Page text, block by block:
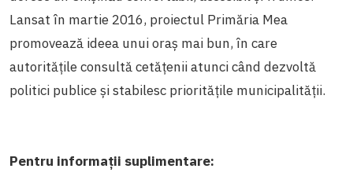
Lansat în martie 2016, proiectul Primăria Mea
promovează ideea unui oraș mai bun, în care
autoritățile consultă cetățenii atunci când dezvoltă
politici publice și stabilesc prioritățile municipalității.
Pentru informații suplimentare: